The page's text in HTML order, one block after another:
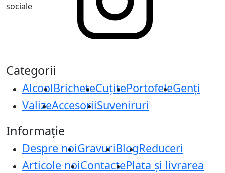
sociale
Categorii
AlcoolBricheteCuțitePortofeleGenți
ValizeAccesoriiSuveniruri
Informație
Despre noiGravuriBlogReduceri
Articole noiContactePlata și livrarea